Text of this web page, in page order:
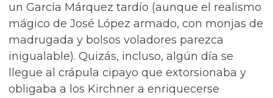
un García Márquez tardío (aunque el realismo
mágico de José López armado, con monjas de
madrugada y bolsos voladores parezca
inigualable). Quizás, incluso, algún día se
llegue al crápula cipayo que extorsionaba y
obligaba a los Kirchner a enriquecerse